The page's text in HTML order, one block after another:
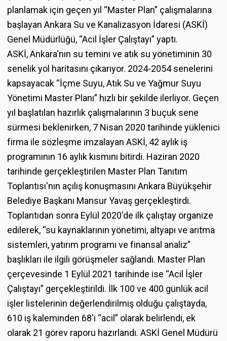
planlamak için geçen yıl “Master Plan” çalışmalarına
başlayan Ankara Su ve Kanalizasyon İdaresi (ASKİ)
Genel Müdürlüğü, “Acil İşler Çalıştayı” yaptı.
ASKİ, Ankara'nın su temini ve atık su yönetiminin 30
senelik yol haritasını çıkarıyor. 2024-2054 senelerini
kapsayacak “İçme Suyu, Atık Su ve Yağmur Suyu
Yönetimi Master Planı” hızlı bir şekilde ilerliyor. Geçen
yıl başlatılan hazırlık çalışmalarının 3 buçuk sene
sürmesi beklenirken, 7 Nisan 2020 tarihinde yüklenici
firma ile sözleşme imzalayan ASKİ, 42 aylık iş
programının 16 aylık kısmını bitirdi. Haziran 2020
tarihinde gerçekleştirilen Master Plan Tanıtım
Toplantısı'nın açılış konuşmasını Ankara Büyükşehir
Belediye Başkanı Mansur Yavaş gerçekleştirdi.
Toplantıdan sonra Eylül 2020'de ilk çalıştay organize
edilerek, “su kaynaklarının yönetimi, altyapı ve arıtma
sistemleri, yatırım programı ve finansal analiz”
başlıkları ile ilgili görüşmeler sağlandı. Master Plan
çerçevesinde 1 Eylül 2021 tarihinde ise “Acil İşler
Çalıştayı” gerçekleştirildi. İlk 100 ve 400 günlük acil
işler listelerinin değerlendirilmiş olduğu çalıştayda,
610 iş kaleminden 68'i “acil” olarak belirlendi, ek
olarak 21 görev raporu hazırlandı. ASKİ Genel Müdürü